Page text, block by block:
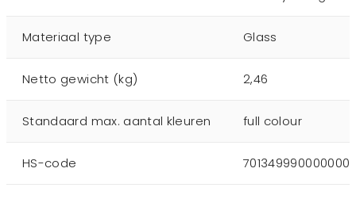
Materiaal type Glass
Netto gewicht (kg) 2,46
Standaard max. aantal kleuren full colour
HS-code